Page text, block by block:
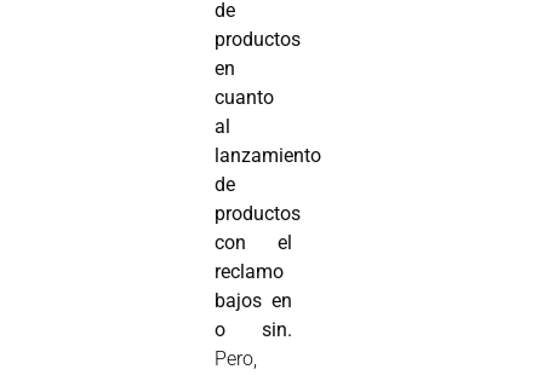
de
productos
en
cuanto
al
lanzamiento
de
productos
con el
reclamo
bajos en
o sin.
Pero,